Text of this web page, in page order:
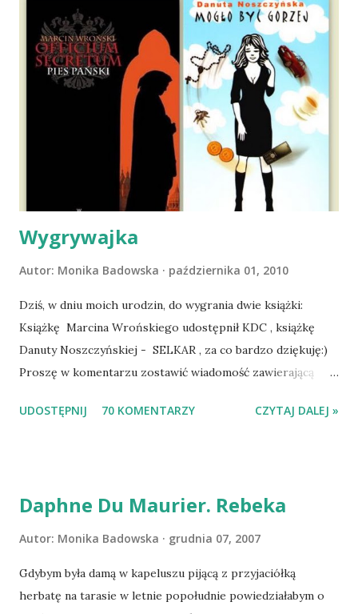
wspólnego życia przeczytacie TUTAJ i TUTAJ . Gdy już
nieco okrzepliśmy w codzienności z psem, a Amber - z
ludźmi i kotami, pojawił się pomysł na wspólny jesienny
wyjazd w Beskid Niski. Zanim to jednak się stało psica miała
atak padaczki, co spowodowało, że wyjazd odwołaliśmy,
wdrożyliśmy leczenie i od nowa zaczęliśmy oswajać z nami i
wspólnym życiem zdezorientowanego chorobą psa. Udało
się ustabilizować zawirowania zdrowotne i wówczas
zaczęliśmy się cieszyć sobą wzajemnie już na 100%.
Dopier...
Wygrywajka
Autor: Monika Badowska października 01, 2010
Dziś, w dniu moich urodzin, do wygrania dwie książki:
Książkę Marcina Wrońskiego udostępnił KDC , książkę
Danuty Noszczyńskiej - SELKAR , za co bardzo dziękuję:)
Proszę w komentarzu zostawić wiadomość zawierającą
Losowanie odbędzie się w niedzielę o 8:00. Zapraszam
UDOSTĘPNIJ 70 KOMENTARZY CZYTAJ DALEJ »
Daphne Du Maurier. Rebeka
Autor: Monika Badowska grudnia 07, 2007
Gdybym była damą w kapeluszu pijącą z przyjaciółką
herbatę na tarasie w letnie popołudnie powiedziałabym o